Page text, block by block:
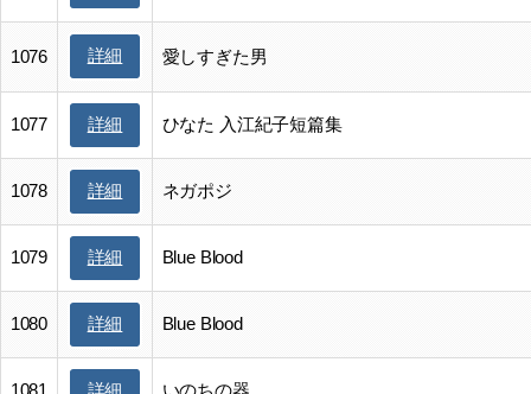
1076 詳細 愛しすぎた男
1077 詳細 ひなた 入江紀子短篇集
1078 詳細 ネガポジ
1079 詳細 Blue Blood
1080 詳細 Blue Blood
1081 いのちの器